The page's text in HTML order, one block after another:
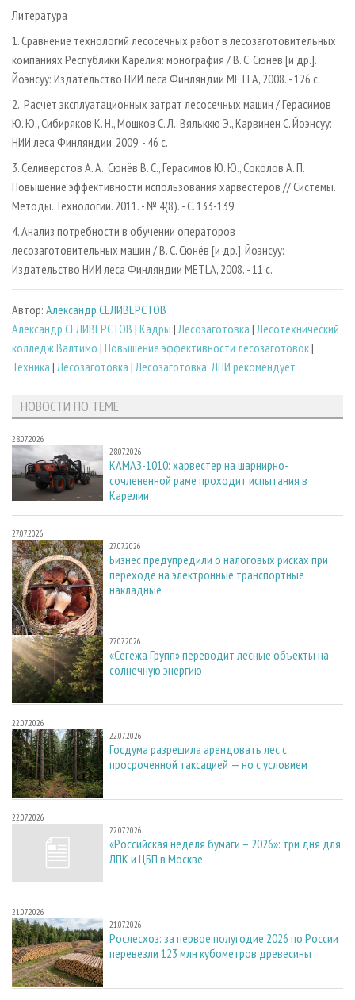
Литература
1. Сравнение технологий лесосечных работ в лесозаготовительных
компаниях Республики Карелия: монография / В. С. Сюнёв [и др.].
Йоэнсуу: Издательство НИИ леса Финляндии METLA, 2008. - 126 c.
2. Расчет эксплуатационных затрат лесосечных машин / Герасимов
Ю. Ю., Сибиряков K. Н., Мошков С. Л., Вяльккю Э., Карвинен С. Йоэнcуу:
НИИ леса Финляндии, 2009. - 46 с.
3. Селиверстов А. А., Сюнёв В. С., Герасимов Ю. Ю., Соколов А. П.
Повышение эффективности использования харвестеров // Системы.
Методы. Технологии. 2011. - № 4(8). - С. 133-139.
4. Анализ потребности в обучении операторов
лесозаготовительных машин / В. С. Сюнёв [и др.]. Йоэнсуу:
Издательство НИИ леса Финляндии METLA, 2008. - 11 c.
Автор: Александр СЕЛИВЕРСТОВ
Александр СЕЛИВЕРСТОВ | Кадры | Лесозаготовка | Лесотехнический
колледж Валтимо | Повышение эффективности лесозаготовок|
Техника | Лесозаготовка | Лесозаготовка: ЛПИ рекомендует
НОВОСТИ ПО ТЕМЕ
28.07.2026
28.07.2026
КАМАЗ-1010: харвестер на шарнирно-
сочлененной раме проходит испытания в
Карелии
27.07.2026
27.07.2026
Бизнес предупредили о налоговых рисках при
переходе на электронные транспортные
накладные
27.07.2026
27.07.2026
«Сегежа Групп» переводит лесные объекты на
солнечную энергию
22.07.2026
22.07.2026
Госдума разрешила арендовать лес с
просроченной таксацией — но с условием
22.07.2026
22.07.2026
«Российская неделя бумаги – 2026»: три дня для
ЛПК и ЦБП в Москве
21.07.2026
21.07.2026
Рослесхоз: за первое полугодие 2026 по России
перевезли 123 млн кубометров древесины